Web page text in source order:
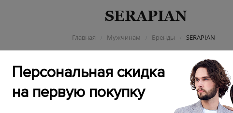
SERAPIAN
Главная / Мужчинам / Бренды / SERAPIAN
Персональная скидка
на первую покупку